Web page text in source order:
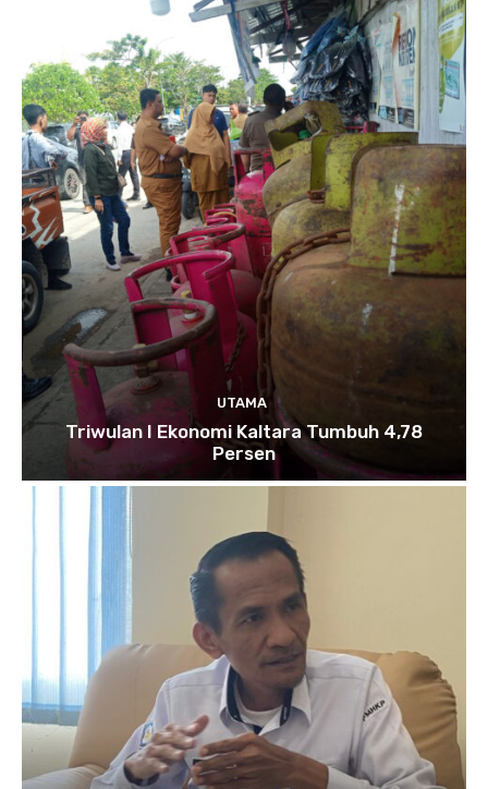
UTAMA
Triwulan I Ekonomi Kaltara Tumbuh 4,78
Persen